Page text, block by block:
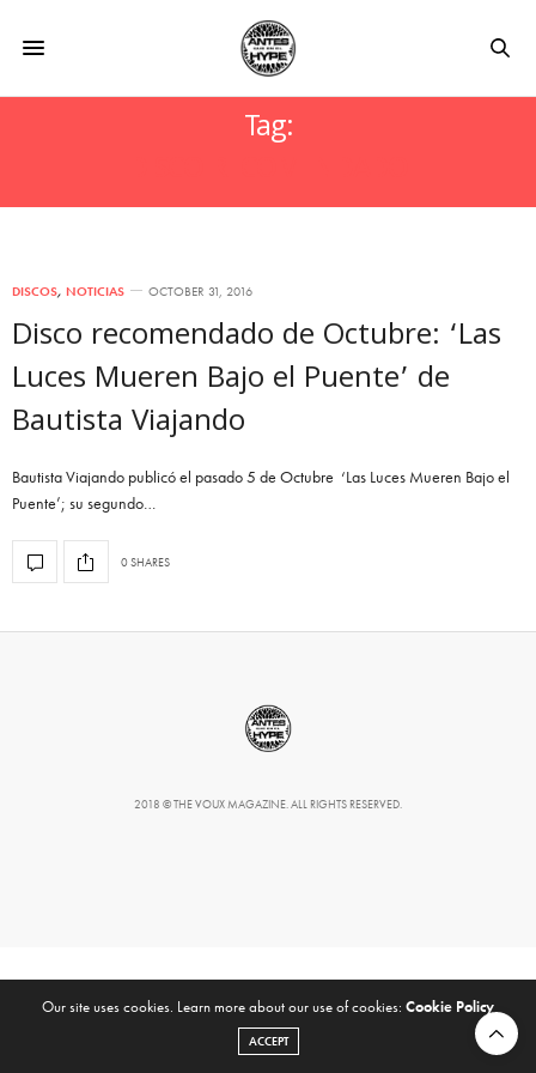
Tag:
DISCOS, NOTICIAS OCTOBER 31, 2016
Disco recomendado de Octubre: ‘Las
Luces Mueren Bajo el Puente’ de
Bautista Viajando
Bautista Viajando publicó el pasado 5 de Octubre ‘Las Luces Mueren Bajo el
Puente’; su segundo…
0 SHARES
2018 © THE VOUX MAGAZINE. ALL RIGHTS RESERVED.
Our site uses cookies. Learn more about our use of cookies: Cookie Policy
ACCEPT